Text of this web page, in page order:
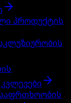
პროდუქტის